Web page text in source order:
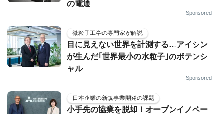
の電通
Sponsored
微粒子工学の専門家が解説
目に見えない世界を計測する…アイシン
が生んだ｢世界最小の水粒子｣のポテンシ
ャル
Sponsored
日本企業の新規事業開発の課題
小手先の協業を脱却！オープンイノベー